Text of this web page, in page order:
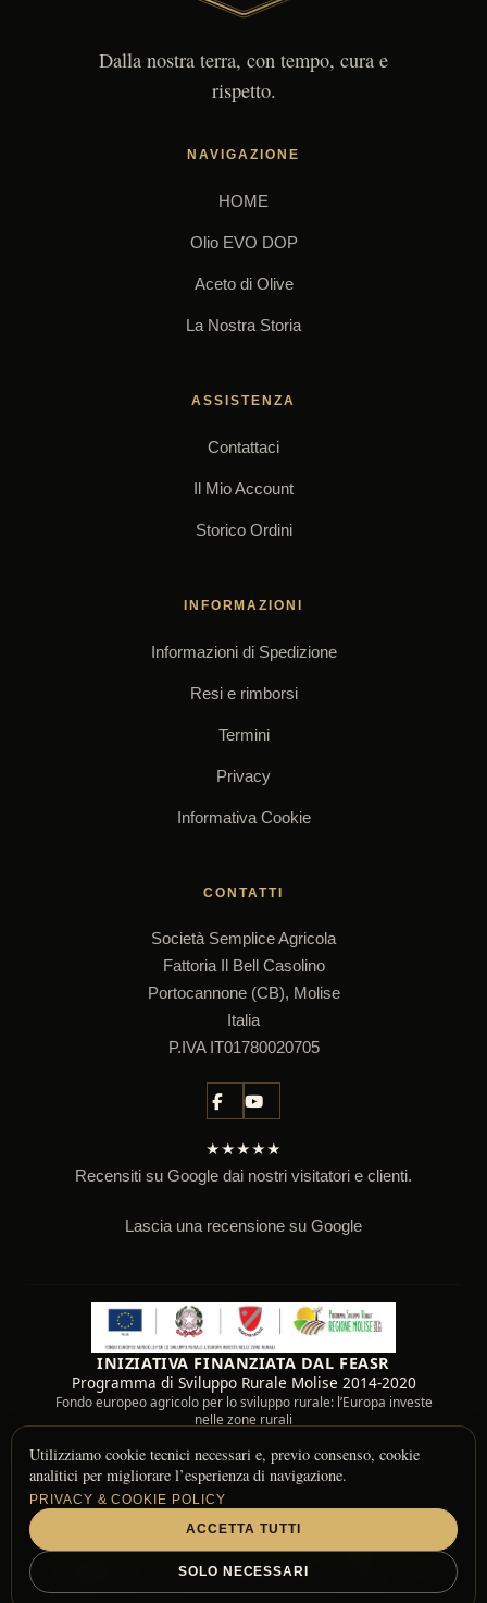
Dalla nostra terra, con tempo, cura e
rispetto.
NAVIGAZIONE
HOME
Olio EVO DOP
Aceto di Olive
La Nostra Storia
ASSISTENZA
Contattaci
Il Mio Account
Storico Ordini
INFORMAZIONI
Informazioni di Spedizione
Resi e rimborsi
Termini
Privacy
Informativa Cookie
CONTATTI
Società Semplice Agricola
Fattoria Il Bell Casolino
Portocannone (CB), Molise
Italia
P.IVA IT01780020705
★★★★★
Recensiti su Google dai nostri visitatori e clienti.
Lascia una recensione su Google
INIZIATIVA FINANZIATA DAL FEASR
Programma di Sviluppo Rurale Molise 2014-2020
Fondo europeo agricolo per lo sviluppo rurale: l’Europa investe
nelle zone rurali
© 2026 Fattoria Il Bell Casolino — Molise, Italy
Informazioni di
Resi e
•Privacy•
Informativa
Termini
Utilizziamo cookie tecnici necessari e, previo consenso, cookie
analitici per migliorare l’esperienza di navigazione.
PRIVACY & COOKIE POLICY
SOLO NECESSARI
ACCETTA TUTTI